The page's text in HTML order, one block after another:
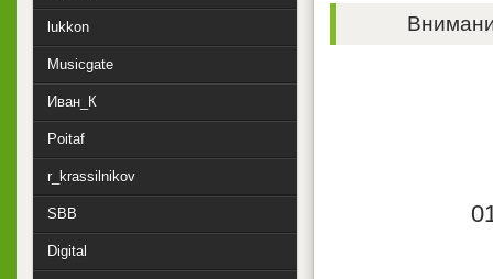
lukkon
Musicgate
Иван_К
Poitaf
r_krassilnikov
SBB
Digital